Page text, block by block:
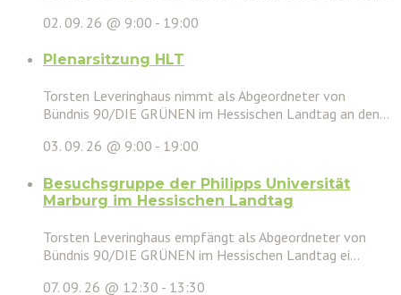
02. 09. 26 @ 9:00 - 19:00
Plenarsitzung HLT
Torsten Leveringhaus nimmt als Abgeordneter von
Bündnis 90/DIE GRÜNEN im Hessischen Landtag an den...
03. 09. 26 @ 9:00 - 19:00
Besuchsgruppe der Philipps Universität
Marburg im Hessischen Landtag
Torsten Leveringhaus empfängt als Abgeordneter von
Bündnis 90/DIE GRÜNEN im Hessischen Landtag ei...
07. 09. 26 @ 12:30 - 13:30